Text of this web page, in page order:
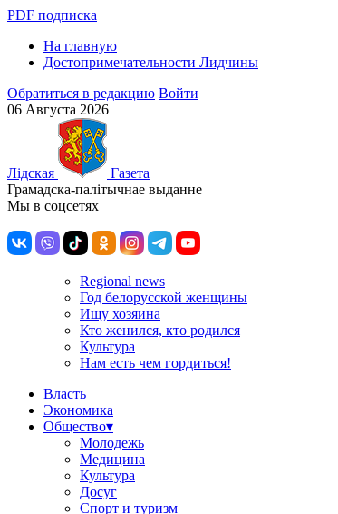
PDF подписка
На главную
Достопримечательности Лидчины
Обратиться в редакцию Войти
06 Августа 2026
Лiдская
Газета
Грамадска-палiтычнае выданне
Мы в соцсетях
Regional news
Год белорусской женщины
Ищу хозяина
Кто женился, кто родился
Культура
Нам есть чем гордиться!
Власть
Экономика
Общество▾
Молодежь
Медицина
Культура
Досуг
Спорт и туризм